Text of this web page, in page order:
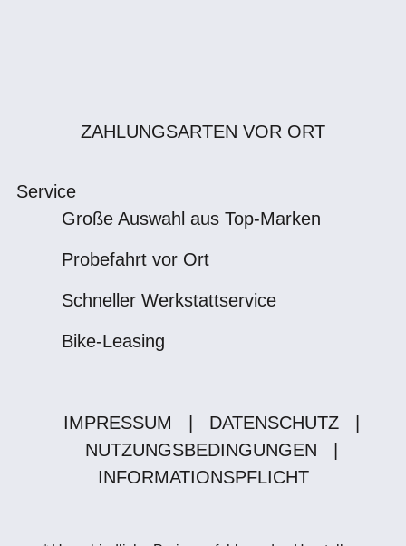
ZAHLUNGSARTEN VOR ORT
Service
Große Auswahl aus Top-Marken
Probefahrt vor Ort
Schneller Werkstattservice
Bike-Leasing
IMPRESSUM DATENSCHUTZ
NUTZUNGSBEDINGUNGEN
INFORMATIONSPFLICHT